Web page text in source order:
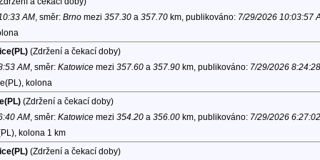
AM, směr: Brnomezi 357.30a 357.70km, publikováno: 7/29/2026 10:03:57
(Zdržení a čekací doby)
AM, směr: Katowicemezi 357.60a 357.90km, publikováno: 7/29/2026
kolona
(Zdržení a čekací doby)
AM, směr: Katowicemezi 354.20a 356.00km, publikováno: 7/29/2026
kolona 1 km
(Zdržení a čekací doby)